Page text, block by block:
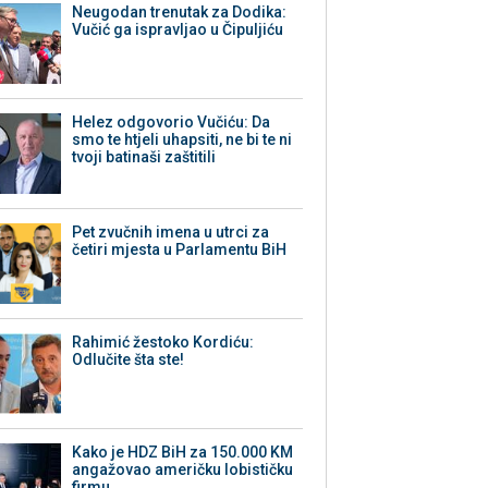
Neugodan trenutak za Dodika:
Vučić ga ispravljao u Čipuljiću
Helez odgovorio Vučiću: Da
smo te htjeli uhapsiti, ne bi te ni
tvoji batinaši zaštitili
Pet zvučnih imena u utrci za
četiri mjesta u Parlamentu BiH
Rahimić žestoko Kordiću:
Odlučite šta ste!
Kako je HDZ BiH za 150.000 KM
angažovao američku lobističku